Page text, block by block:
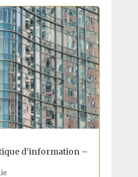
d’information –